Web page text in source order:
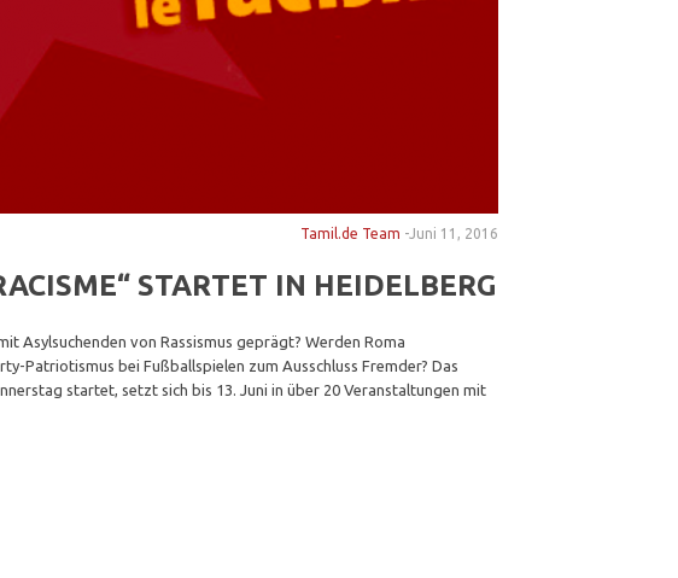
Juni 11, 2016
Tamil.de Team -
STARTET IN HEIDELBERG
Asylsuchenden von Rassismus geprägt? Werden Roma
Patriotismus bei Fußballspielen zum Ausschluss Fremder? Das
startet, setzt sich bis 13. Juni in über 20 Veranstaltungen mit